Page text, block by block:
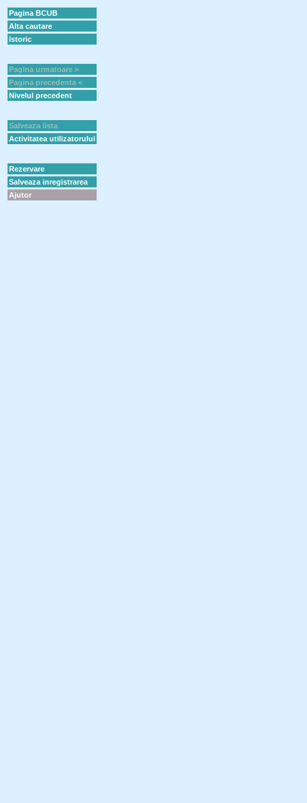
Pagina BCUB
Alta cautare
Istoric
Pagina urmatoare >
Pagina precedenta <
Nivelul precedent
Salveaza lista
Activitatea utilizatorului
Rezervare
Salveaza inregistrarea
Ajutor